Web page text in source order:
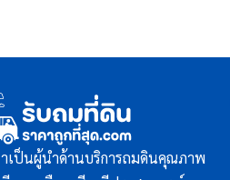
าเป็นผู้นำด้านบริการถมดินคุณภาพ